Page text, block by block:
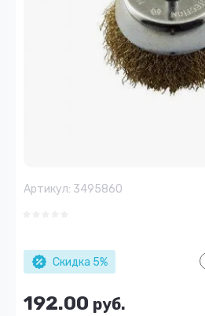
Артикул: 3495860
Скидка 5%
192.00 руб.